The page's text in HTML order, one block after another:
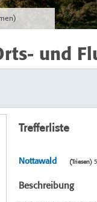
und
Trefferliste
Nottawald (Triesen)
Beschreibung